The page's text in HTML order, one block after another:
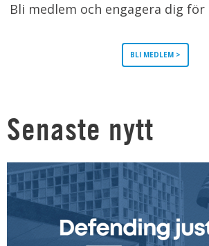
Bli medlem och engagera dig
BLI MEDLEM >
Senaste nytt